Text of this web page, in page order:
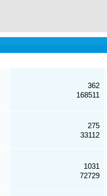
362
168511
275
33112
1031
72729